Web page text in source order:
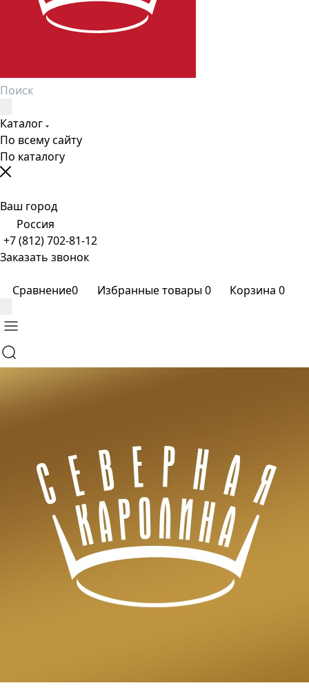
Каталог
По всему сайту
По каталогу
Ваш город
Россия
+7 (812) 702-81-12
Заказать звонок
Сравнение0 Избранные товары0 Корзина 0